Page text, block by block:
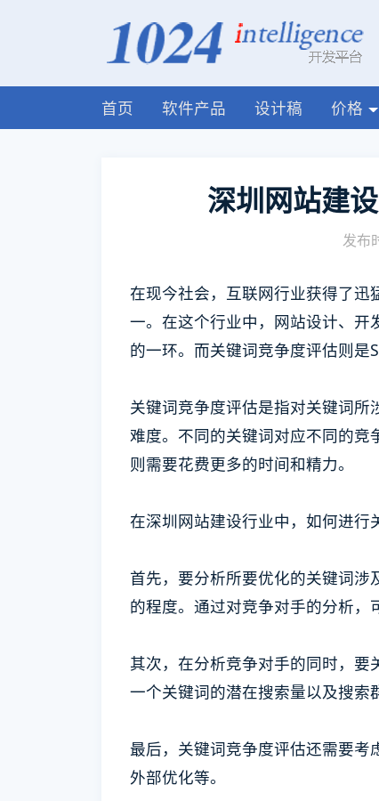
首页 软件产品 设计稿 价格
深圳网站建
发布
在现今社会，互联网行业获得了
一。在这个行业中，网站设计、开
的一环。而关键词竞争度评估则是
关键词竞争度评估是指对关键词
难度。不同的关键词对应不同的竞
则需要花费更多的时间和精力。
在深圳网站建设行业中，如何进行
首先，要分析所要优化的关键词
的程度。通过对竞争对手的分析，
其次，在分析竞争对手的同时，
一个关键词的潜在搜索量以及搜索
最后，关键词竞争度评估还需要考
外部优化等。